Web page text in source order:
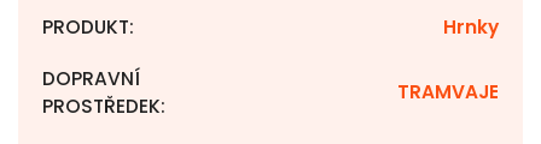
PRODUKT: Hrnky
DOPRAVNÍ
PROSTŘEDEK:
TRAMVAJE